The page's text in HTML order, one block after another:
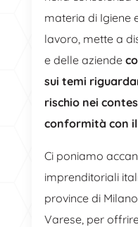
materia di Igiene
lavoro, mette a
e delle aziende
sui temi
rischio nei
conformità con il
Ci poniamo
imprenditoriali
province di
Varese, per